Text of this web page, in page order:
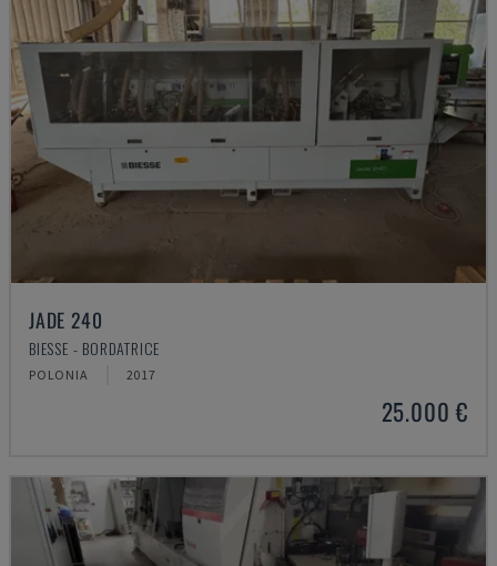
JADE 240
BIESSE - BORDATRICE
POLONIA 2017
25.000 €